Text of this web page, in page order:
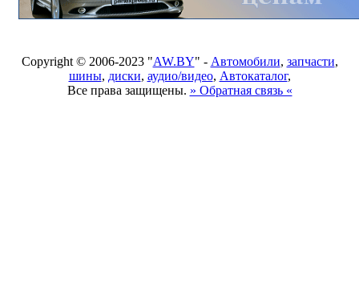
Copyright © 2006-2023 "AW.BY" - Автомобили, запчасти,
шины, диски, аудио/видео, Автокаталог,
Все права защищены. » Обратная связь «